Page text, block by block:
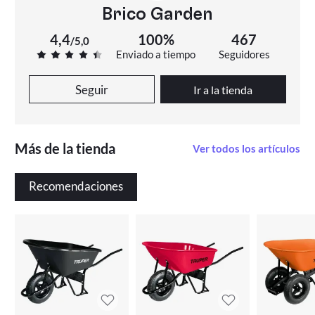
Brico Garden
4,4/5,0 100%
Enviado a tiempo
467
Seguidores
Seguir Ir a la tienda
Más de la tienda Ver todos los artículos
Recomendaciones